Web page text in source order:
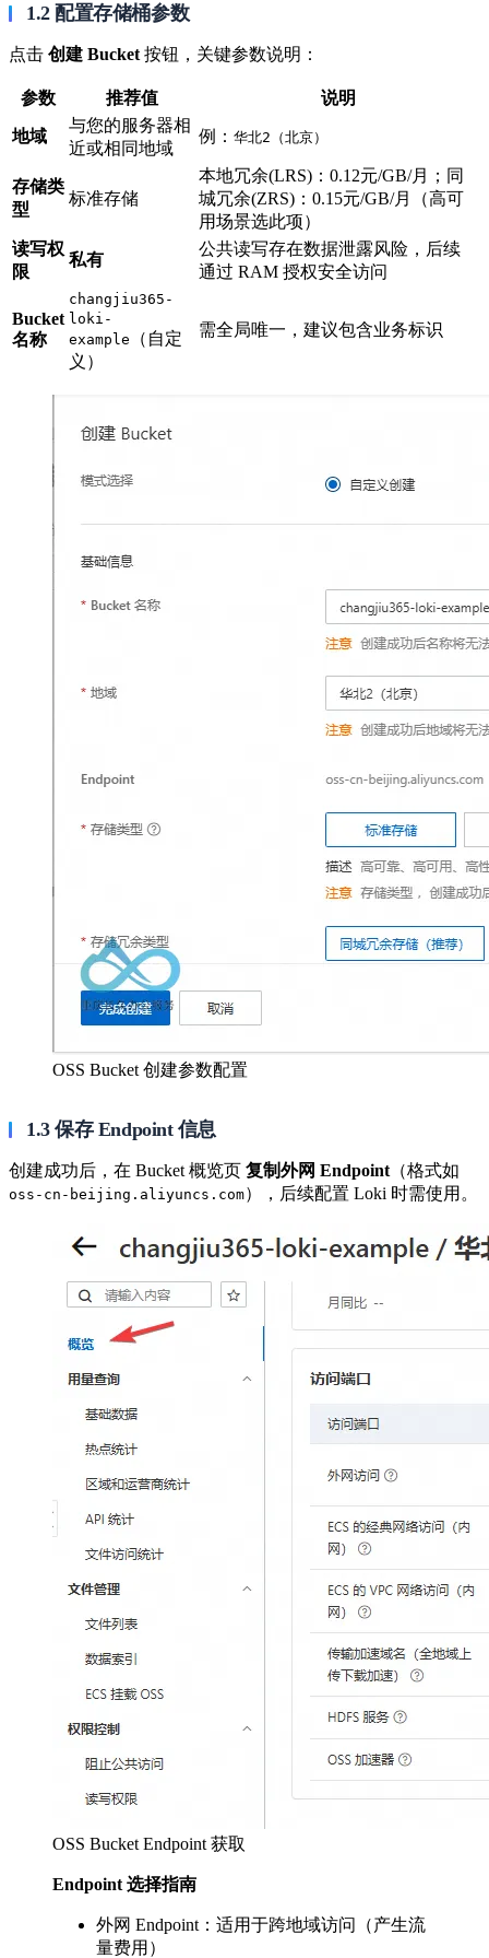
1.2 配置存储桶参数
点击 创建 Bucket 按钮，关键参数说明：
参数 推荐值 说明
地域
与您的服务器相
近或相同地域
例： 华北2（北京）
存储类
型
标准存储
本地冗余(LRS)：0.12元/GB/月；同
城冗余(ZRS)：0.15元/GB/月（高可
用场景选此项）
读写权
限
私有
公共读写存在数据泄露风险，后续
通过 RAM 授权安全访问
Bucket
名称
changjiu365-
loki-
example
（自定
义）
需全局唯一，建议包含业务标识
OSS Bucket 创建参数配置
1.3 保存 Endpoint 信息
创建成功后，在 Bucket 概览页 复制外网 Endpoint （格式如
oss-cn-beijing.aliyuncs.com），后续配置 Loki 时需使用。 ​
OSS Bucket Endpoint 获取
Endpoint 选择指南
外网 Endpoint：适用于跨地域访问（产生流
量费用）